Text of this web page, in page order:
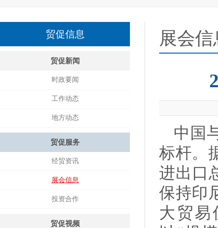
贸促信息
贸促新闻
时政要闻
工作动态
地方动态
贸促服务
经贸资讯
展会信息
投资合作
贸促视频
展会信
中国
标杆。
进出口
保持印
大贸易